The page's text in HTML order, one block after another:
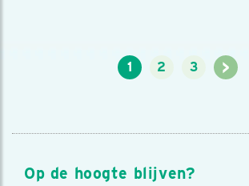
1 2 3 >
Op de hoogte blijven?